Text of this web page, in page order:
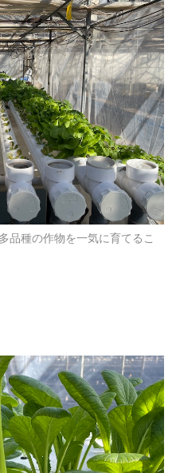
品種の作物を一気に育てるこ